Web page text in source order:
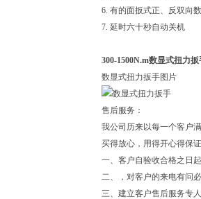
6. 有的面扳式正、反双向
7. 延时六十秒自动关机
300-1500N.m数显式扭力扳
数显式扭力扳手图片
售后服务：
我公司历来以每一个客户
买得放心，用得开心得保
一、客户自验收合格之日
二、，对客户的来电有问
三、建立客户售后服务专